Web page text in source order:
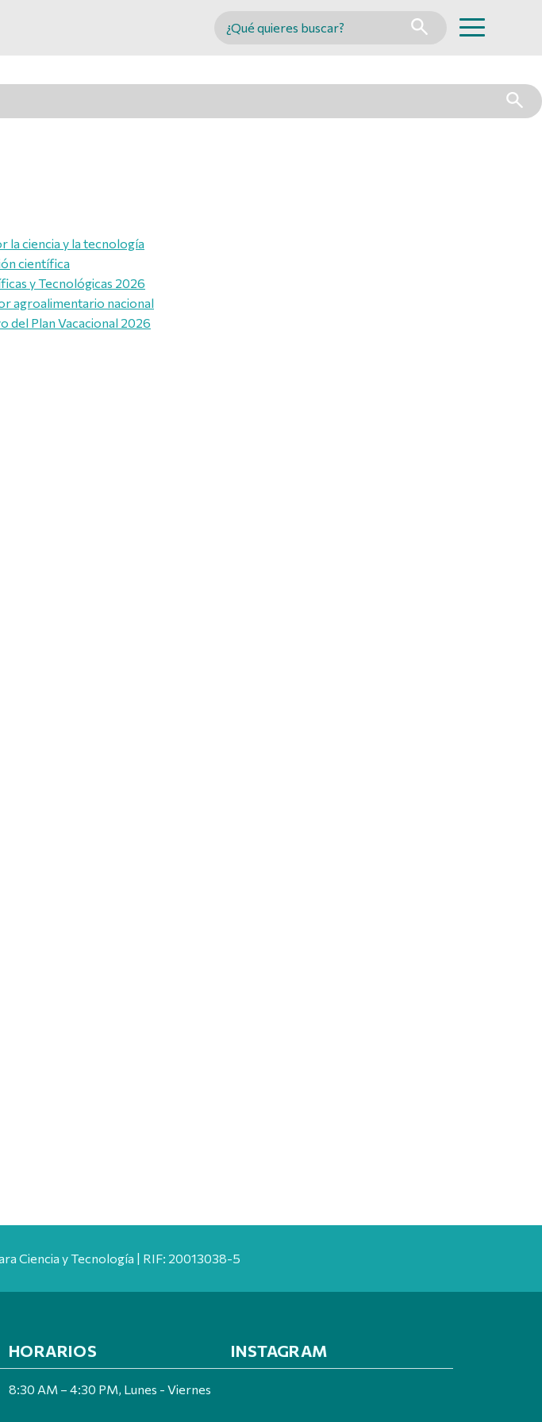
Buscar en MINCYT
la ciencia y la tecnología
científica
y Tecnológicas 2026
agroalimentario nacional
del Plan Vacacional 2026
Ciencia y Tecnología | RIF: 20013038-5
HORARIOS
8:30 AM – 4:30 PM, Lunes - Viernes
INSTAGRAM